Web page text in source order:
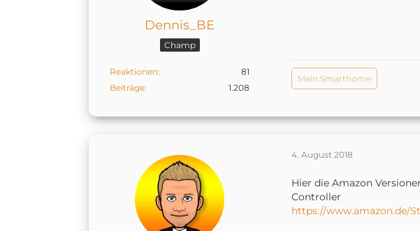
Dennis_BE
Champ
Reaktionen
81
Beiträge
1.208
Mein Smarthome
4. August 2018
Hier die Amazon
Controller
https://www.amazon.de/